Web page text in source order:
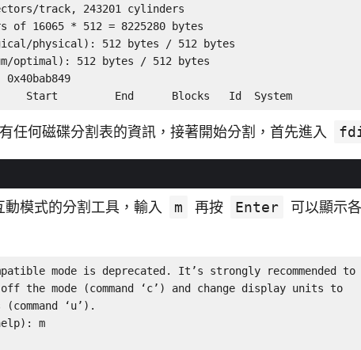
track, 243201 cylinders
of 16065 * 512 = 8225280 bytes
physical): 512 bytes / 512 bytes
optimal): 512 bytes / 512 bytes
Start         End      Blocks   Id  System
任何磁碟分割表的資訊，接著開始分割，首先進入
動模式的分割工具，輸入 m 再按 Enter
可以顯示
mode is deprecated. It’s strongly recommended to
the mode (command ‘c’) and change display units to
(command ‘u’).
m